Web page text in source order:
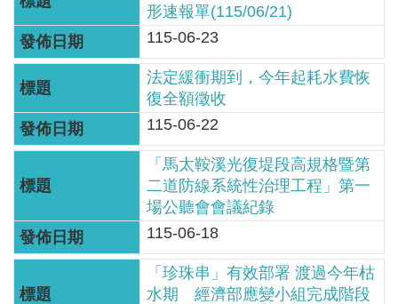
回
首
意
見
箱
常
見
形速報單(115/06/21)
115-06-23
法定緩衝期到，今年起耗水費恢
復全額徵收
115-06-22
「馬太鞍溪光復堤段高規格暨第
二道防線系統性治理工程」第一
場公聽會會議紀錄
115-06-18
「珍珠串」有效部署 渡過今年枯
水期 經濟部應變小組完成階段